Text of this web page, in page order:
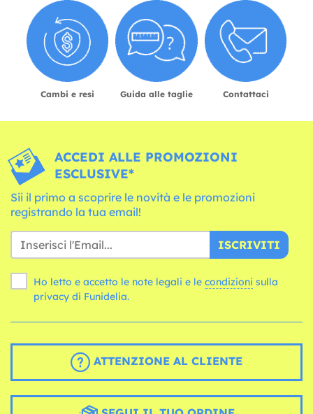
Cambi e resi Guida alle taglie Contattaci
ACCEDI ALLE PROMOZIONI
ESCLUSIVE*
Sii il primo a scoprire le novità e le promozioni
registrando la tua email!
ISCRIVITI
Ho letto e accetto le note legali e le condizioni
privacy di Funidelia.
ATTENZIONE AL CLIENTE